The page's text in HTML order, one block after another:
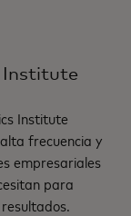
Institute
Institute
frecuencia y
empresariales
para